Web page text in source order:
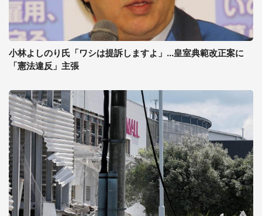
小林よしのり氏「ワシは提訴しますよ」...皇室典範改正案に
「憲法違反」主張